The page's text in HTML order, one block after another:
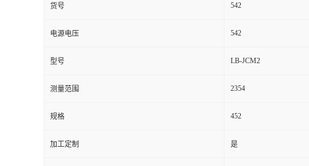
货号 542
电源电压 542
型号 LB-JCM2
测量范围 2354
规格 452
加工定制 是